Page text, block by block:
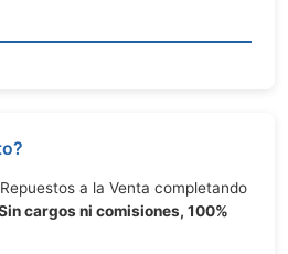
a la Venta completando
cargos ni comisiones, 100%